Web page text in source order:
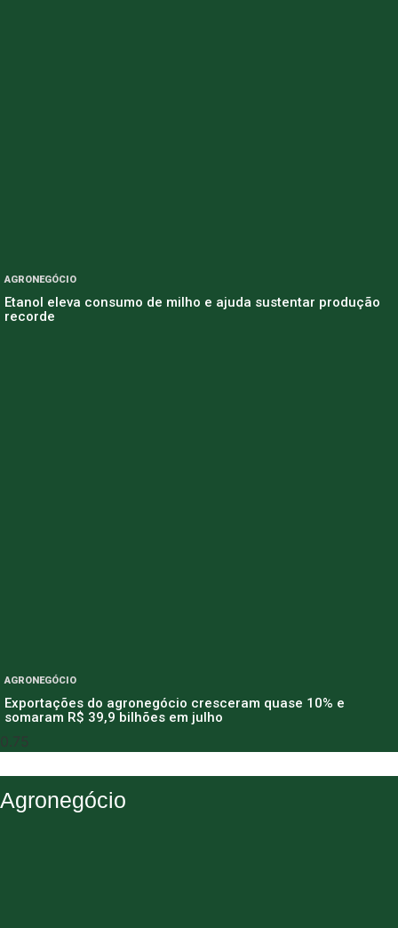
AGRONEGÓCIO
Etanol eleva consumo de milho e ajuda sustentar produção
recorde
AGRONEGÓCIO
Exportações do agronegócio cresceram quase 10% e
somaram R$ 39,9 bilhões em julho
Agronegócio